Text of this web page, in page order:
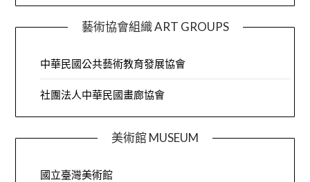
藝術協會組織 ART GROUPS
中華民國公共藝術教育發展協會
社團法人中華民國畫廊協會
美術館 MUSEUM
國立臺灣美術館